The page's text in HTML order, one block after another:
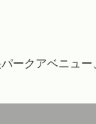
ークアベニュ